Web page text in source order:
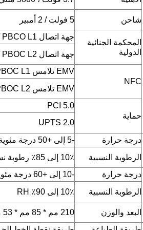
شاحن 5 فولت / 2 أمبير
المحكمة الجنائية
الدولية
جهة اتصال EMV L1 / PBCO L1
جهة اتصال EMV L2 / PBOC L2
NFC
EMV تلامس L1 / qPBOC L1
EMV تلامس L2 / qPBOC L2
حماية
PCI 5.0
UPTS 2.0
درجة حرارة
-5 إلى +50 درجة مئوية
الرطوبة النسبية
10٪ إلى 85٪ رطوبة نسبية
درجة حرارة
-10 إلى +60 درجة مئوية
الرطوبة النسبية
10٪ إلى 90٪ RH
البعد والوزن
210 مم * 85 مم * 53 مم ، 480 جرام مع البطارية